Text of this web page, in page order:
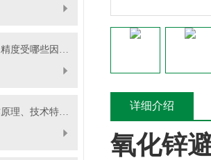
电动式标距打点机的精度受哪些因素影响？
双钳相位伏安表工作原理、技术特性与电力现场应用解析
详细介绍
氧化锌